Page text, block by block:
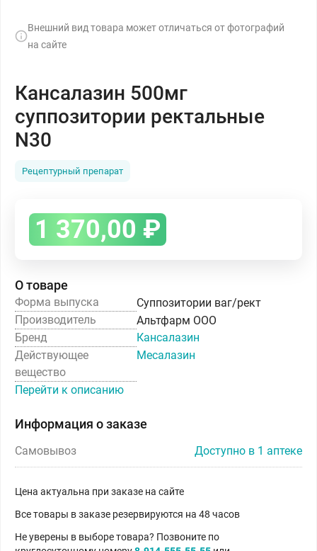
Внешний вид товара может отличаться от фотографий
на сайте
Кансалазин 500мг
суппозитории ректальные
N30
Рецептурный препарат
1 370,00 ₽
О товаре
Форма выпуска
Суппозитории ваг/рект
Производитель
Альтфарм ООО
Бренд
Кансалазин
Действующее
вещество
Месалазин
Перейти к описанию
Информация о заказе
Самовывоз Доступно в 1 аптеке
Цена актуальна при заказе на сайте
Все товары в заказе резервируются на 48 часов
Не уверены в выборе товара? Позвоните по